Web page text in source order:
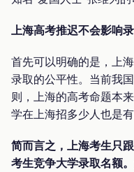
上海高考推迟不会影响
首先可以明确的是，上
录取的公平性。当前我
则，上海的高考命题本
学在上海招多少人也是有
简而言之，上海考生只
考生竞争大学录取名额